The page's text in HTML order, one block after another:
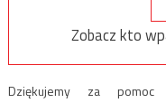
Zobacz kto
Dziękujemy za